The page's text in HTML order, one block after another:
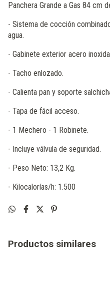
Panchera Grande a Gas 84 cm
- Sistema de cocción
agua.
- Gabinete exterior acero
- Tacho enlozado.
- Calienta pan y soporte
- Tapa de fácil acceso.
- 1 Mechero - 1 Robinete.
- Incluye válvula de seguridad.
- Peso Neto: 13,2 Kg.
- Kilocalorías/h: 1.500
Productos similares